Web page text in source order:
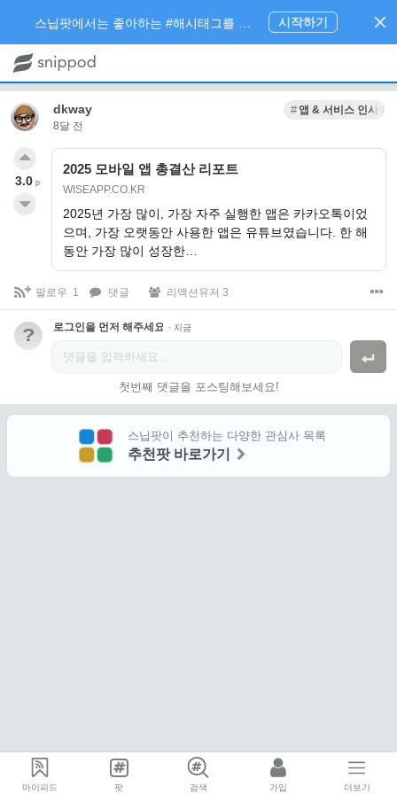
dkway
8달 전
앱 & 서비스 인사이
2025 모바일 앱 총결산 리포트
WISEAPP.CO.KR
2025년 가장 많이, 가장 자주 실행한 앱은 카카오톡이었
으며, 가장 오랫동안 사용한 앱은 유튜브였습니다. 한 해
동안 가장 많이 성장한…
3.0 p
팔로우 1 댓글 리액션유저 3
? 로그인을 먼저 해주세요. · 지금
첫번째 댓글을 포스팅해보세요!
스닙팟이 추천하는 다양한 관심사 목록
추천팟 바로가기
마이피드 팟 검색 가입 더보기
스닙팟에서는 좋아하는 #해시태그를 팔로우 하고 내가 관심있는 주제만 모아볼 수 있어요. 시작하기